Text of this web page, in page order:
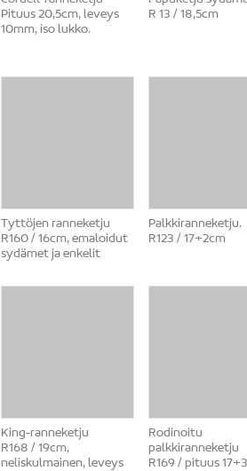
Pituus 20,5cm, leveys
10mm, iso lukko.
R 13 / 18,5cm
Tyttöjen ranneketju
R160 / 16cm, emaloidut
sydämet ja enkelit
Palkkiranneketju.
R123 / 17+2cm
King-ranneketju
R168 / 19cm,
neliskulmainen, leveys
Rodinoitu
palkkiranneketju
R169 / pituus